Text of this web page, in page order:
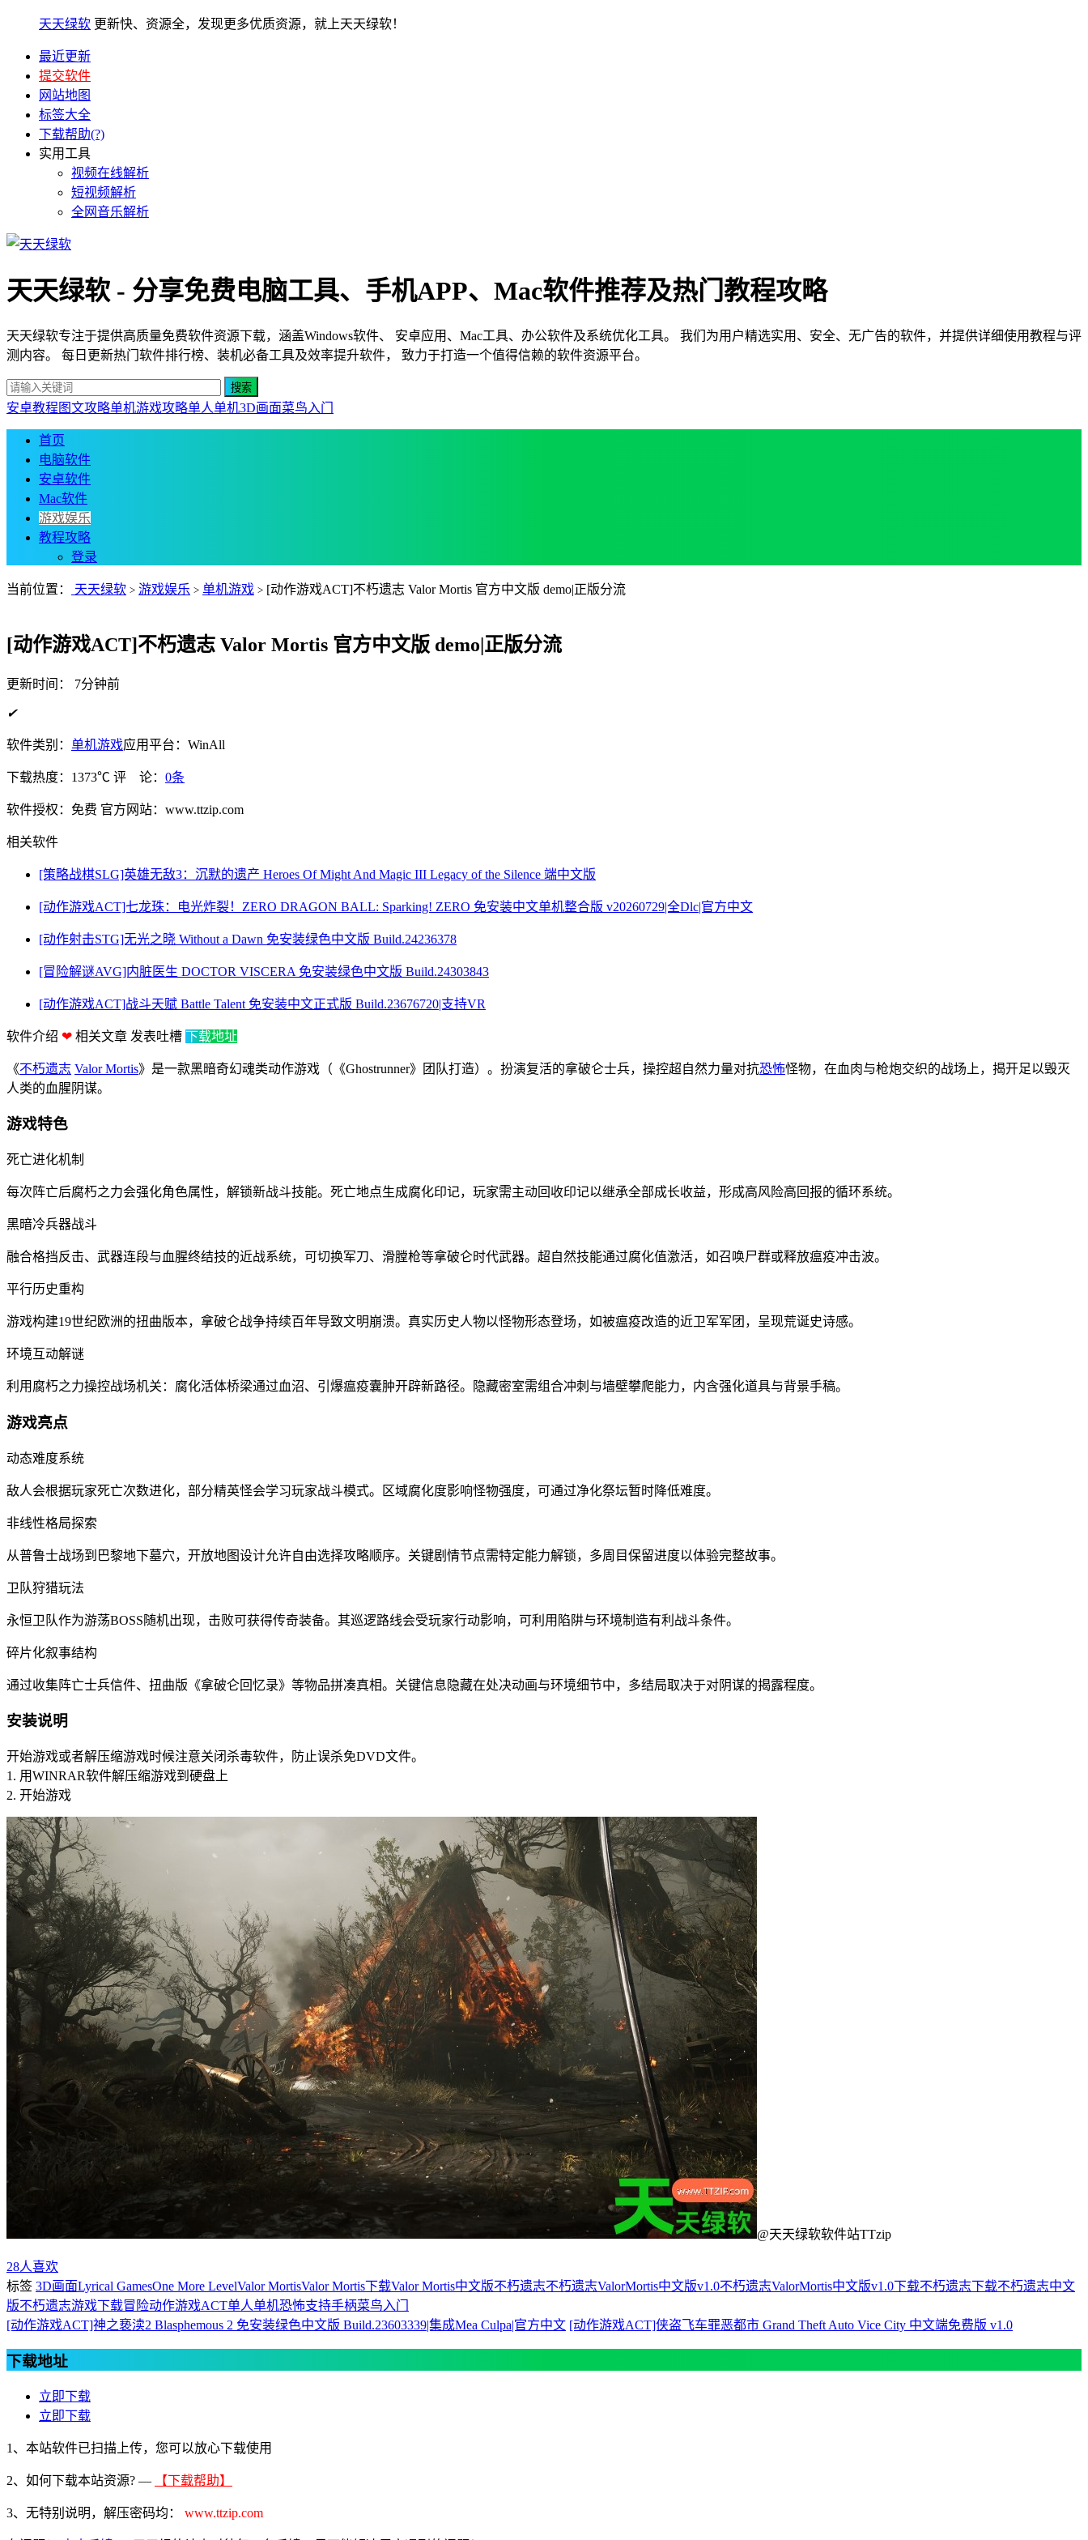
天天绿软 更新快、资源全，发现更多优质资源，就上天天绿软！
最近更新
提交软件
网站地图
标签大全
下载帮助(?)
实用工具
视频在线解析
短视频解析
全网音乐解析
天天绿软 - 分享免费电脑工具、手机APP、Mac软件推荐及热门教程攻略
天天绿软专注于提供高质量免费软件资源下载，涵盖Windows软件、 安卓应用、Mac工具、办公软件及系统优化工具。 我们为用户精选实用、安全、无广告的软件，并提供详细使用教程与评
测内容。 每日更新热门软件排行榜、装机必备工具及效率提升软件， 致力于打造一个值得信赖的软件资源平台。
安卓教程 图文攻略单机游戏攻略单人单机3D画面菜鸟入门
首页
电脑软件
安卓软件
Mac软件
游戏娱乐
教程攻略
登录
当前位置： 天天绿软 > 游戏娱乐 > 单机游戏 > [动作游戏ACT]不朽遗志 Valor Mortis 官方中文版 demo|正版分流
[动作游戏ACT]不朽遗志 Valor Mortis 官方中文版 demo|正版分流
更新时间： 7分钟前
✔
软件类别： 单机游戏应用平台：WinAll
下载热度：1373℃ 评 论： 0条
软件授权：免费 官方网站：www.ttzip.com
相关软件
[策略战棋SLG]英雄无敌3：沉默的遗产 Heroes Of Might And Magic III Legacy of the Silence 端中文版
[动作游戏ACT]七龙珠：电光炸裂！ZERO DRAGON BALL: Sparking! ZERO 免安装中文单机整合版 v20260729|全Dlc|官方中文
[动作射击STG]无光之晓 Without a Dawn 免安装绿色中文版 Build.24236378
[冒险解谜AVG]内脏医生 DOCTOR VISCERA 免安装绿色中文版 Build.24303843
[动作游戏ACT]战斗天赋 Battle Talent 免安装中文正式版 Build.23676720|支持VR
软件介绍 ❤ 相关文章 发表吐槽 下载地址
《不朽遗志 Valor Mortis》是一款黑暗奇幻魂类动作游戏（《Ghostrunner》团队打造）。扮演复活的拿破仑士兵，操控超自然力量对抗恐怖怪物，在血肉与枪炮交织的战场上，揭开足以毁灭
人类的血腥阴谋。
游戏特色
‌死亡进化机制‌
每次阵亡后腐朽之力会强化角色属性，解锁新战斗技能。死亡地点生成腐化印记，玩家需主动回收印记以继承全部成长收益，形成高风险高回报的循环系统。
‌黑暗冷兵器战斗‌
融合格挡反击、武器连段与血腥终结技的近战系统，可切换军刀、滑膛枪等拿破仑时代武器。超自然技能通过腐化值激活，如召唤尸群或释放瘟疫冲击波。
‌平行历史重构‌
游戏构建19世纪欧洲的扭曲版本，拿破仑战争持续百年导致文明崩溃。真实历史人物以怪物形态登场，如被瘟疫改造的近卫军军团，呈现荒诞史诗感。
‌环境互动解谜‌
利用腐朽之力操控战场机关：腐化活体桥梁通过血沼、引爆瘟疫囊肿开辟新路径。隐藏密室需组合冲刺与墙壁攀爬能力，内含强化道具与背景手稿。
游戏亮点
‌动态难度系统‌
敌人会根据玩家死亡次数进化，部分精英怪会学习玩家战斗模式。区域腐化度影响怪物强度，可通过净化祭坛暂时降低难度。
‌非线性格局探索‌
从普鲁士战场到巴黎地下墓穴，开放地图设计允许自由选择攻略顺序。关键剧情节点需特定能力解锁，多周目保留进度以体验完整故事。
‌卫队狩猎玩法‌
永恒卫队作为游荡BOSS随机出现，击败可获得传奇装备。其巡逻路线会受玩家行动影响，可利用陷阱与环境制造有利战斗条件。
‌碎片化叙事结构‌
通过收集阵亡士兵信件、扭曲版《拿破仑回忆录》等物品拼凑真相。关键信息隐藏在处决动画与环境细节中，多结局取决于对阴谋的揭露程度。
安装说明
开始游戏或者解压缩游戏时候注意关闭杀毒软件，防止误杀免DVD文件。
1. 用WINRAR软件解压缩游戏到硬盘上
2. 开始游戏
@天天绿软软件站TTzip
28人喜欢
标签 3D画面Lyrical GamesOne More LevelValor MortisValor Mortis下载Valor Mortis中文版不朽遗志不朽遗志ValorMortis中文版v1.0不朽遗志ValorMortis中文版v1.0下载不朽遗志下载不朽遗志中文
版不朽遗志游戏下载冒险动作游戏ACT单人单机恐怖支持手柄菜鸟入门
[动作游戏ACT]神之亵渎2 Blasphemous 2 免安装绿色中文版 Build.23603339|集成Mea Culpa|官方中文 [动作游戏ACT]侠盗飞车罪恶都市 Grand Theft Auto Vice City 中文端免费版 v1.0
下载地址
立即下载
立即下载
1、本站软件已扫描上传，您可以放心下载使用
2、 如何下载本站资源? — 【下载帮助】
3、无特别说明，解压密码均： www.ttzip.com